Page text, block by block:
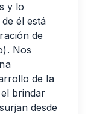
y lo
él está
de
Nos
de la
brindar
desde